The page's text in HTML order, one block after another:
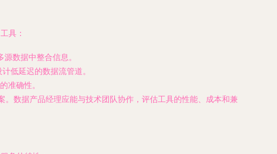
具：
数据中整合信息。
低延迟的数据流管道。
准确性。
数据产品经理应能与技术团队协作，评估工具的性能、成本和兼